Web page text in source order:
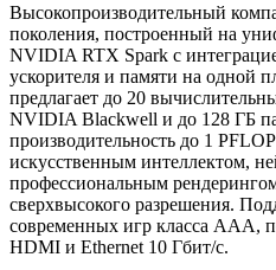
Высокопроизводительный
поколения, построенный на
NVIDIA RTX Spark с
ускорителя и памяти на одной
предлагает до 20
NVIDIA Blackwell и до 128 ГБ
производительность до 1
искусственным интеллектом,
профессиональным
сверхвысокого разрешения.
современных игр класса AAA,
HDMI и Ethernet 10 Гбит/с.